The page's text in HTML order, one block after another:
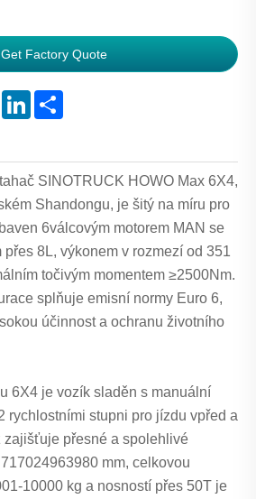
Get Factory Quote
PinterestLinkedIn
SINOTRUCK HOWO Max 6X4,
Shandongu, je šitý na míru pro
6válcovým motorem MAN se
8L, výkonem v rozmezí od 351
točivým momentem ≥2500Nm.
splňuje emisní normy Euro 6,
účinnost a ochranu životního
6X4 je vozík sladěn s manuální
rychlostními stupni pro jízdu vpřed a
zajišťuje přesné a spolehlivé
mm, celkovou
10000 kg a nosností přes 50T je